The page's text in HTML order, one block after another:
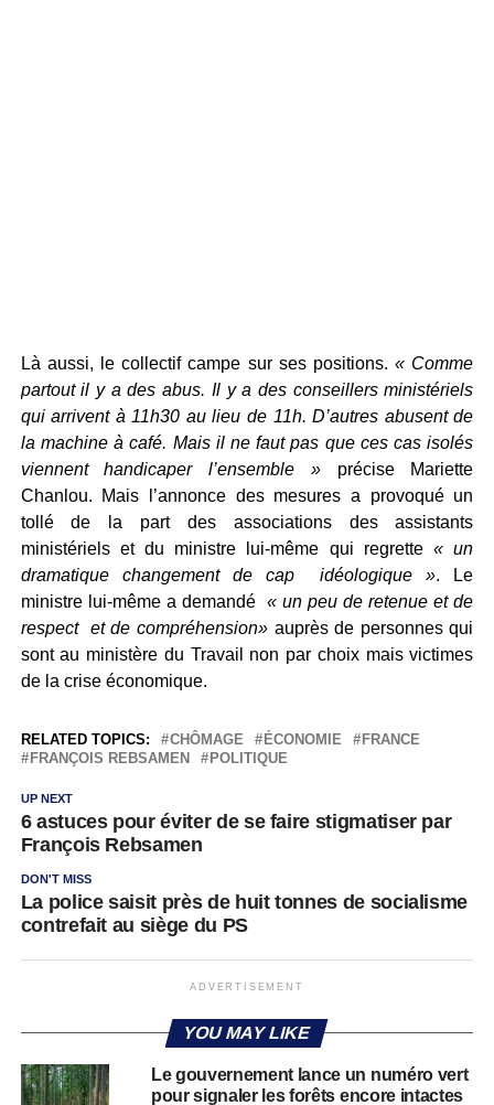
Là aussi, le collectif campe sur ses positions.« Comme
partout il y a des abus. Il y a des conseillers ministériels
qui arrivent à 11h30 au lieu de 11h. D’autres abusent de
la machine à café. Mais il ne faut pas que ces cas isolés
viennent handicaper l’ensemble »précise Mariette
Chanlou. Mais l’annonce des mesures a provoqué un
tollé de la part des associations des assistants
ministériels et du ministre lui-même qui regrette« un
dramatique changement de cap idéologique ». Le
ministre lui-même a demandé « un peu de retenue et de
respect et de compréhension»auprès de personnes qui
sont au ministère du Travail non par choix mais victimes
de la crise économique.
RELATED TOPICS: CHÔMAGE ÉCONOMIE
FRANCE
FRANÇOIS REBSAMEN
POLITIQUE
UP NEXT
6 astuces pour éviter de se faire stigmatiser par
François Rebsamen
DON'T MISS
La police saisit près de huit tonnes de socialisme
contrefait au siège du PS
ADVERTISEMENT
YOU MAY LIKE
Le gouvernement lance un numéro vert
pour signaler les forêts encore intactes